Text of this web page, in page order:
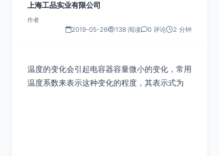
上海工品实业有限公司
作者
2019-05-26 138 阅读 0 评论 2 分钟
温度的变化会引起电容器容量微小的变化，常用
温度系数来表示这种变化的程度，其表示式为